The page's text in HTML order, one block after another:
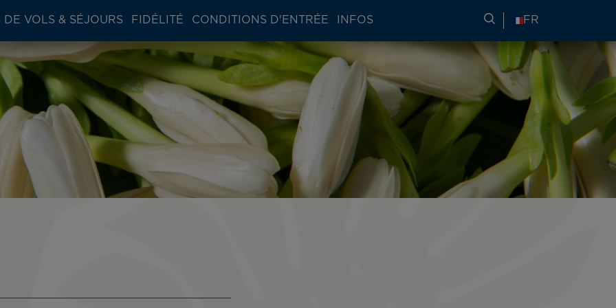
DE VOLS & SÉJOURS FIDÉLITÉ CONDITIONS D'ENTRÉE INFOS RECHERCHER DES
FR